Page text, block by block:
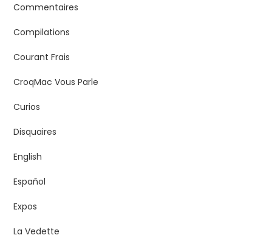
Commentaires
Compilations
Courant Frais
CroqMac Vous Parle
Curios
Disquaires
English
Español
Expos
La Vedette